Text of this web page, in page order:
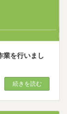
業を行いまし
続きを読む